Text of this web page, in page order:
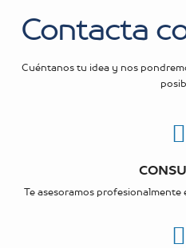
Contacta
Cuéntanos tu idea y nos
Te asesoramos